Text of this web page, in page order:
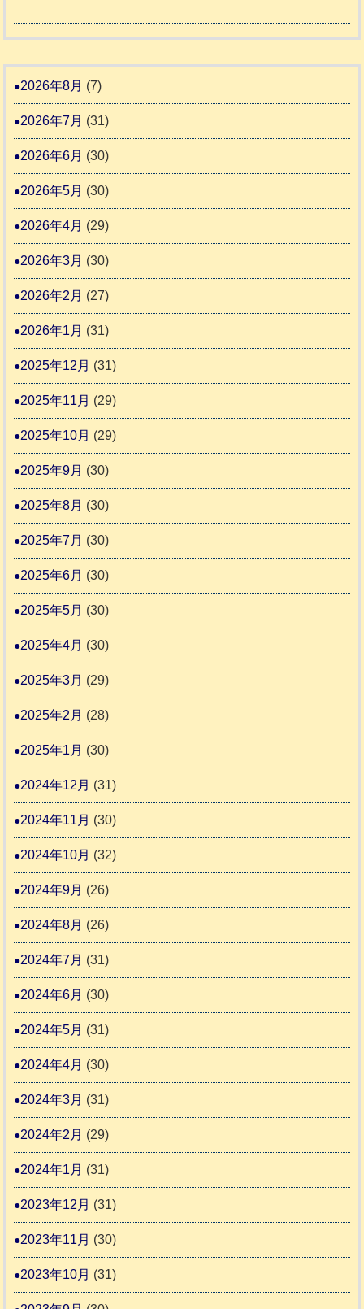
日
1
支
告
か
す
和
度
本
物
推
2026年8月 (7)
2026年7月 (31)
2026年6月 (30)
2026年5月 (30)
2026年4月 (29)
2026年3月 (30)
2026年2月 (27)
2026年1月 (31)
2025年12月 (31)
2025年11月 (29)
2025年10月 (29)
2025年9月 (30)
2025年8月 (30)
2025年7月 (30)
2025年6月 (30)
2025年5月 (30)
2025年4月 (30)
2025年3月 (29)
2025年2月 (28)
2025年1月 (30)
2024年12月 (31)
2024年11月 (30)
2024年10月 (32)
2024年9月 (26)
2024年8月 (26)
2024年7月 (31)
2024年6月 (30)
2024年5月 (31)
2024年4月 (30)
2024年3月 (31)
2024年2月 (29)
2024年1月 (31)
2023年12月 (31)
2023年11月 (30)
2023年10月 (31)